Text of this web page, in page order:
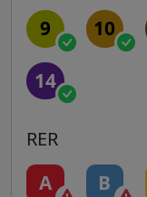
9 10
14
RER
A B